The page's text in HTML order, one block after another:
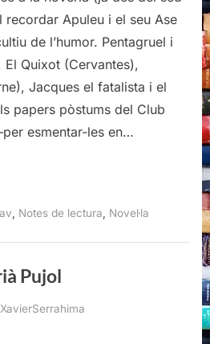
recordar Apuleu i el seu Ase
de l’humor. Pentagruel i
El Quixot (Cervantes),
Jacques el fatalista i el
papers pòstums del Club
esmentar-les en…
Notes de lectura Novel·la
Pujol
By
XavierSerrahima